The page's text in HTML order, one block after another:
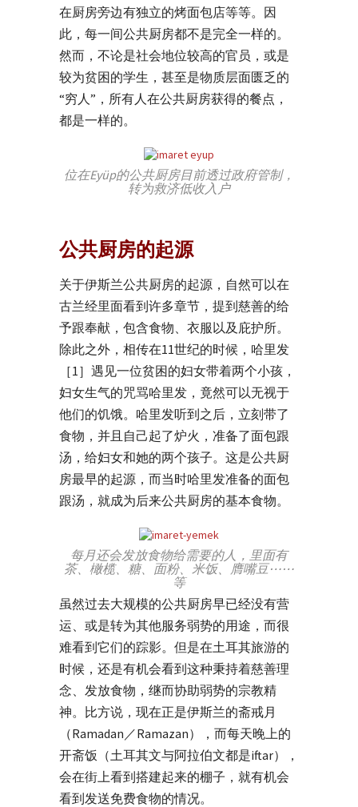
在厨房旁边有独立的烤面包店等等。因
此，每一间公共厨房都不是完全一样的。
然而，不论是社会地位较高的官员，或是
较为贫困的学生，甚至是物质层面匮乏的
“穷人”，所有人在公共厨房获得的餐点，
都是一样的。
位在Eyüp的公共厨房目前透过政府管制，
转为救济低收入户
公共厨房的起源
关于伊斯兰公共厨房的起源，自然可以在
古兰经里面看到许多章节，提到慈善的给
予跟奉献，包含食物、衣服以及庇护所。
除此之外，相传在11世纪的时候，哈里发
［1］遇见一位贫困的妇女带着两个小孩，
妇女生气的咒骂哈里发，竟然可以无视于
他们的饥饿。哈里发听到之后，立刻带了
食物，并且自己起了炉火，准备了面包跟
汤，给妇女和她的两个孩子。这是公共厨
房最早的起源，而当时哈里发准备的面包
跟汤，就成为后来公共厨房的基本食物。
每月还会发放食物给需要的人，里面有
茶、橄榄、糖、面粉、米饭、膺嘴豆⋯⋯
等
虽然过去大规模的公共厨房早已经没有营
运、或是转为其他服务弱势的用途，而很
难看到它们的踪影。但是在土耳其旅游的
时候，还是有机会看到这种秉持着慈善理
念、发放食物，继而协助弱势的宗教精
神。比方说，现在正是伊斯兰的斋戒月
（Ramadan／Ramazan），而每天晚上的
开斋饭（土耳其文与阿拉伯文都是iftar），
会在街上看到搭建起来的棚子，就有机会
看到发送免费食物的情况。